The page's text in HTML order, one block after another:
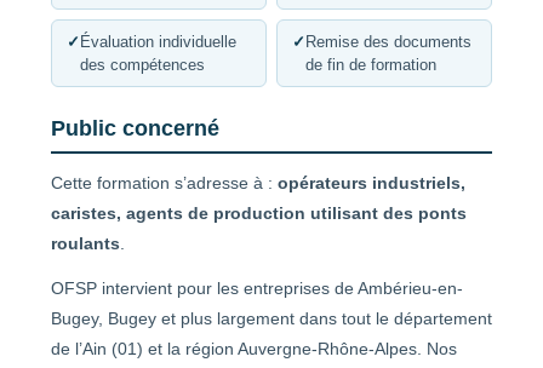
✓ Évaluation individuelle
des compétences
✓ Remise des documents
de fin de formation
Public concerné
Cette formation s’adresse à : opérateurs industriels,
caristes, agents de production utilisant des ponts
roulants
OFSP intervient pour les entreprises de Ambérieu-en-
Bugey, Bugey et plus largement dans tout le département
de l’Ain (01) et la région Auvergne-Rhône-Alpes. Nos